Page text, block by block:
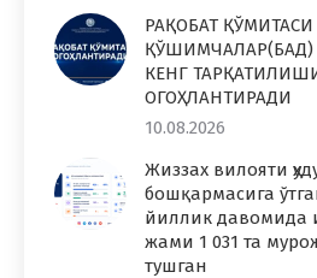
РАҚОБАТ
КЕНГ
ОГОҲЛАНТИРАДИ
10.08.2026
Жиззах вилояти
бошқармасига
йиллик давомида
жами 1 031 та
тушган